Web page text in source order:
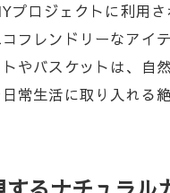
プロジェクトに利用
フレンドリーなアイ
やバスケットは、自
常生活に取り入れる